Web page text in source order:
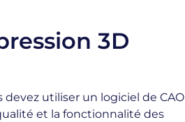
3D
utiliser un logiciel de CAO
et la fonctionnalité des